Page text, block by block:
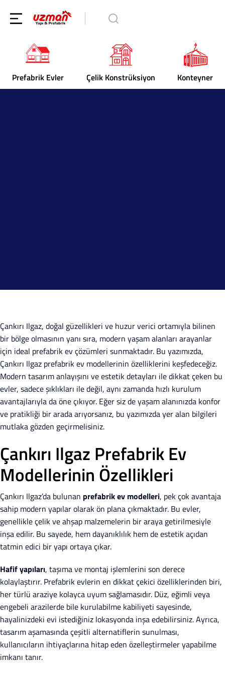
Prefabrik Evler Çelik Konstrüksiyon Konteyner
Çankırı Ilgaz, doğal güzellikleri ve huzur verici ortamıyla bilinen
bir bölge olmasının yanı sıra, modern yaşam alanları arayanlar
için ideal prefabrik ev çözümleri sunmaktadır. Bu yazımızda,
Çankırı Ilgaz prefabrik ev modellerinin özelliklerini keşfedeceğiz.
Modern tasarım anlayışını ve estetik detayları ile dikkat çeken bu
evler, sadece şıklıkları ile değil, aynı zamanda hızlı kurulum
avantajlarıyla da öne çıkıyor. Eğer siz de yaşam alanınızda konfor
ve pratikliği bir arada arıyorsanız, bu yazımızda yer alan bilgileri
mutlaka gözden geçirmelisiniz.
Çankırı Ilgaz Prefabrik Ev
Modellerinin Özellikleri
Çankırı Ilgaz’da bulunan prefabrik ev modelleri, pek çok avantaja
sahip modern yapılar olarak ön plana çıkmaktadır. Bu evler,
genellikle çelik ve ahşap malzemelerin bir araya getirilmesiyle
inşa edilir. Bu sayede, hem dayanıklılık hem de estetik açıdan
tatmin edici bir yapı ortaya çıkar.
Hafif yapıları, taşıma ve montaj işlemlerini son derece
kolaylaştırır. Prefabrik evlerin en dikkat çekici özelliklerinden biri,
her türlü araziye kolayca uyum sağlamasıdır. Düz, eğimli veya
engebeli arazilerde bile kurulabilme kabiliyeti sayesinde,
hayalinizdeki evi istediğiniz lokasyonda inşa edebilirsiniz. Ayrıca,
tasarım aşamasında çeşitli alternatiflerin sunulması,
kullanıcıların ihtiyaçlarına hitap eden özelleştirmeler yapabilme
imkanı tanır.